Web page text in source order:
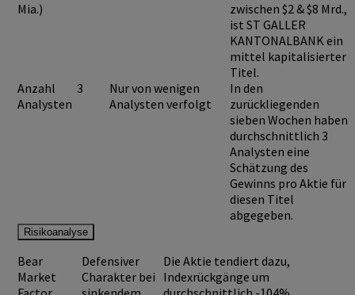
Mia.)
zwischen $2 & $8 Mrd.,
ist ST GALLER
KANTONALBANKein
mittel kapitalisierter
Titel.
Anzahl
Analysten
3
Nur von wenigen
Analysten verfolgt
In den
zurückliegenden
sieben Wochen haben
durchschnittlich 3
Analysten eine
Schätzung des
Gewinns pro Aktie für
diesen Titel
abgegeben.
Risikoanalyse
Bear
Market
Defensiver
Charakter bei
Die Aktie tendiert dazu,
Indexrückgänge um